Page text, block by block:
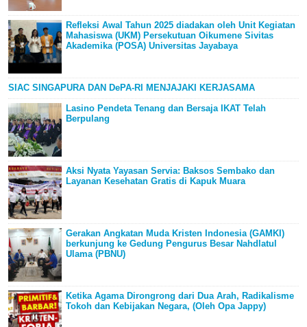
Refleksi Awal Tahun 2025 diadakan oleh Unit Kegiatan
Mahasiswa (UKM) Persekutuan Oikumene Sivitas
Akademika (POSA) Universitas Jayabaya
SIAC SINGAPURA DAN DePA-RI MENJAJAKI KERJASAMA
Lasino Pendeta Tenang dan Bersaja IKAT Telah
Berpulang
Aksi Nyata Yayasan Servia: Baksos Sembako dan
Layanan Kesehatan Gratis di Kapuk Muara
Gerakan Angkatan Muda Kristen Indonesia (GAMKI)
berkunjung ke Gedung Pengurus Besar Nahdlatul
Ulama (PBNU)
Ketika Agama Dirongrong dari Dua Arah, Radikalisme
Tokoh dan Kebijakan Negara, (Oleh Opa Jappy)